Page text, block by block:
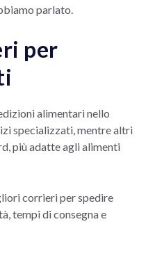
parlato.
per
alimentari nello
specializzati, mentre altri
più adatte agli alimenti
corrieri per spedire
tempi di consegna e